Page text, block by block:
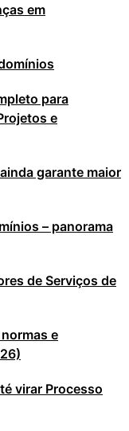
em
para
e
garante maior
– panorama
de Serviços de
e
virar Processo